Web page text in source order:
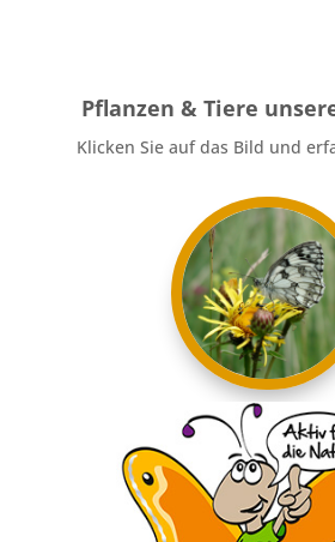
Pflanzen & Tiere
Klicken Sie auf das Bild und